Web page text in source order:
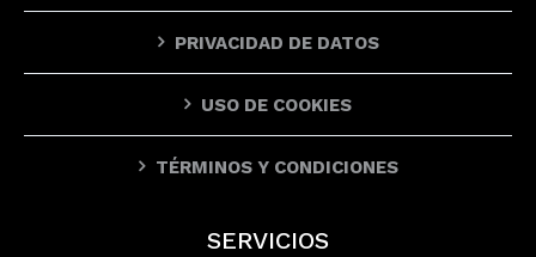
PRIVACIDAD DE DATOS
USO DE COOKIES
TÉRMINOS Y CONDICIONES
SERVICIOS